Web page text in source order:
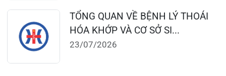
© Bệnh viện đa khoa Quốc tế Hải Phòng - HIH. All
rights reserved